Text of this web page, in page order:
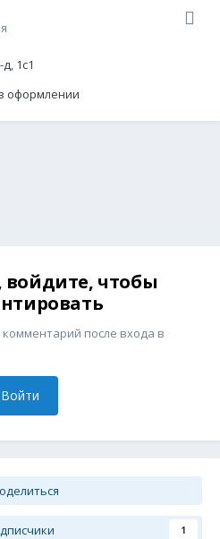
1с1
оформлении
войдите, чтобы
после входа в
Войти
1